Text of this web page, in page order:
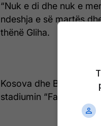
“Nuk e di dhe nuk e
ndeshja e së martës
thënë Gliha.
Kosova dhe Bjellorusia
stadiumin “Fadil Vokrri”